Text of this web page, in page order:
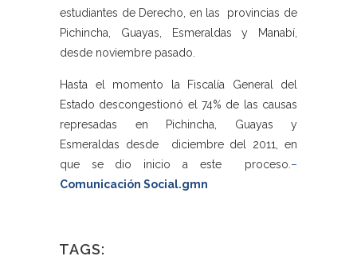
estudiantes de Derecho, en las provincias de
Pichincha, Guayas, Esmeraldas y Manabí,
desde noviembre pasado.
Hasta el momento la Fiscalía General del
Estado descongestionó el 74% de las causas
represadas en Pichincha, Guayas y
Esmeraldas desde diciembre del 2011, en
que se dio inicio a este proceso. –
Comunicación Social.gmn
TAGS: